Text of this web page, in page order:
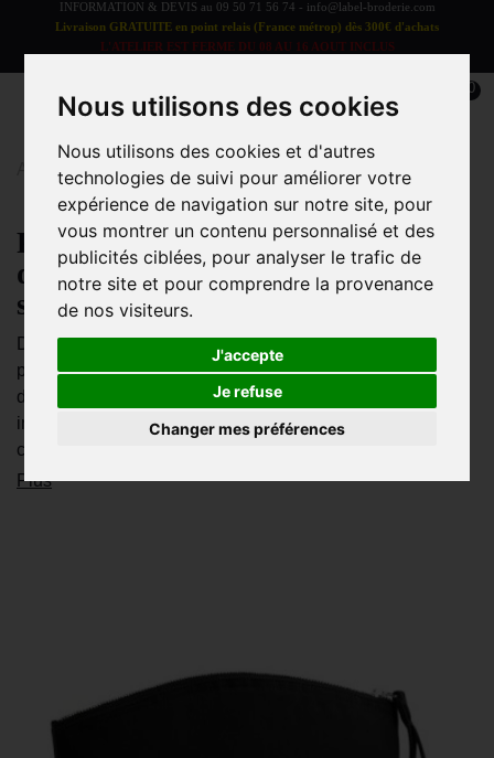
Nous utilisons des cookies
Nous utilisons des cookies et d'autres
technologies de suivi pour améliorer votre
expérience de navigation sur notre site, pour
vous montrer un contenu personnalisé et des
publicités ciblées, pour analyser le trafic de
notre site et pour comprendre la provenance
de nos visiteurs.
J'accepte
Je refuse
Changer mes préférences
INFORMATION & DEVIS au 09 50 71 56 74 - info@label-broderie.com
Livraison GRATUITE en point relais (France métrop) dès 300€ d'achats
L'ATELIER EST FERME DU 08 AU 16 AOUT INCLUS
0
Accueil > Petits défauts
Produits déstockés et petits
défauts – Offrez-leur une
seconde vie à prix réduit
Découvrez notre sélection exclusive de produits avec
petits défauts et articles dégriffés à prix doux. Légères
décolorations, petits accrocs ou défauts esthétiques sans
impact sur l’usage : ces produits méritent une seconde
chance tout en vous permettant de réaliser...
Plus